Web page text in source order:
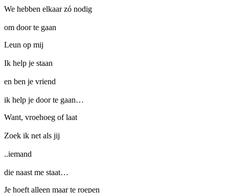
We hebben elkaar zó nodig
om door te gaan
Leun op mij
Ik help je staan
en ben je vriend
ik help je door te gaan…
Want, vroehoeg of laat
Zoek ik net als jij
..iemand
die naast me staat…
Je hoeft alleen maar te roepen